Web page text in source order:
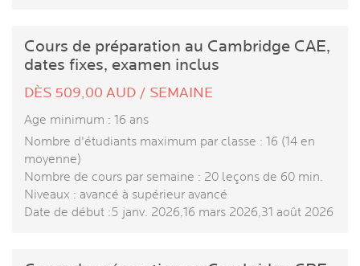
Cours de préparation au Cambridge CAE,
dates fixes, examen inclus
DÈS 509,00 AUD / SEMAINE
Age minimum : 16 ans
Nombre d'étudiants maximum par classe : 16 (14 en
moyenne)
Nombre de cours par semaine : 20 leçons de 60 min.
Niveaux : avancé à supérieur avancé
Date de début :5 janv. 2026,16 mars 2026,31 août 2026